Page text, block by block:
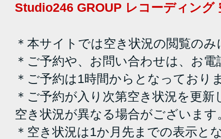
Studio246 GROUP レコーディング
＊本サイトでは空き状況の閲覧の
＊ご予約や、お問い合わせは、お
＊ご予約は1時間からとなっており
＊ご予約が入り次第空き状況を更
空き状況が異なる場合がございます
＊空き状況は1か月先までの表示と